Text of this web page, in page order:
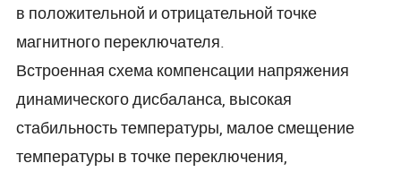
в положительной и отрицательной точке
магнитного переключателя.
Встроенная схема компенсации напряжения
динамического дисбаланса, высокая
стабильность температуры, малое смещение
температуры в точке переключения,